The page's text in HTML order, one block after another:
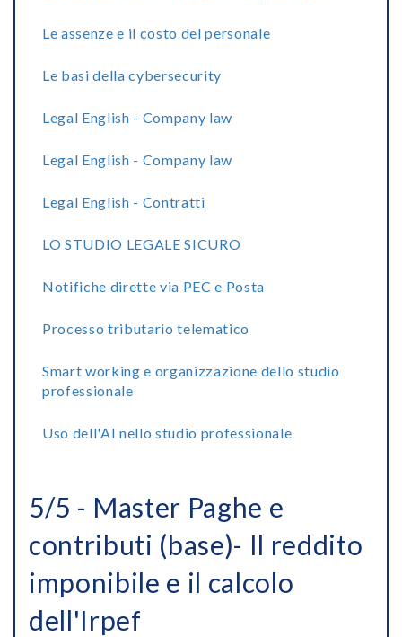
Le assenze e il costo del personale
Le basi della cybersecurity
Legal English - Company law
Legal English - Company law
Legal English - Contratti
LO STUDIO LEGALE SICURO
Notifiche dirette via PEC e Posta
Processo tributario telematico
Smart working e organizzazione dello studio
professionale
Uso dell'AI nello studio professionale
5/5 - Master Paghe e
contributi (base)- Il reddito
imponibile e il calcolo
dell'Irpef